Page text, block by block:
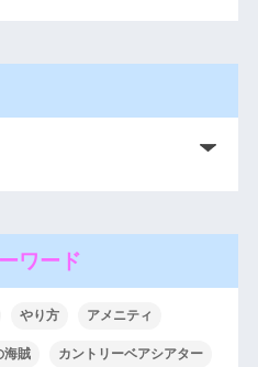
ワード
やり方 アメニティ
海賊 カントリーベアシアター